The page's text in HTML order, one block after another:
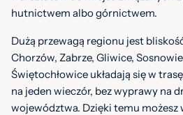
hutnictwem albo górnictwem.
Dużą przewagą regionu jest
Chorzów, Zabrze, Gliwice,
Świętochłowice układają się w
na jeden wieczór, bez wyprawy na
województwa. Dzięki temu możesz